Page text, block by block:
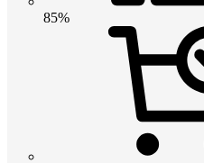
85%